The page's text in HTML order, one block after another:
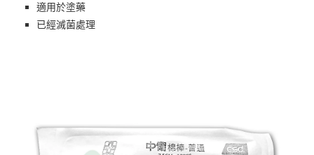
適用於塗藥
已經滅菌處理